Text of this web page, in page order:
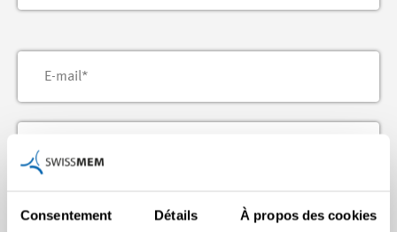
Consentement Détails À propos des cookies